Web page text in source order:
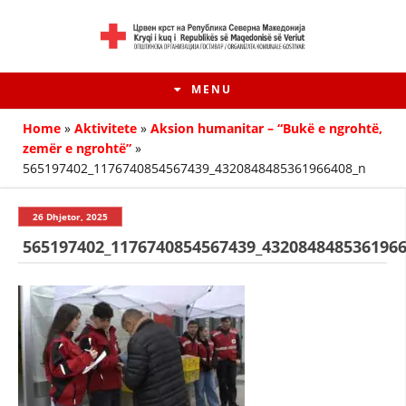
MENU
HISTORIA E LËVIZJES
HISTORIA E KRYQIT TË KUQ
Home » Aktivitete » Aksion humanitar – “Bukë e ngrohtë,
zemër e ngrohtë” »
565197402_1176740854567439_4320848485361966408_n
26 Dhjetor, 2025